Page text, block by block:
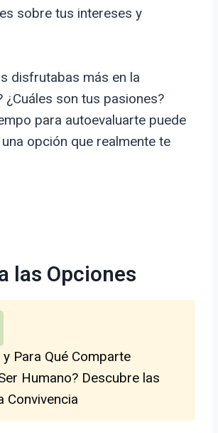
sobre tus intereses y
disfrutabas más en la
¿Cuáles son tus pasiones?
para autoevaluarte puede
opción que realmente te
las Opciones
y Para Qué Comparte
Humano? Descubre las
Convivencia